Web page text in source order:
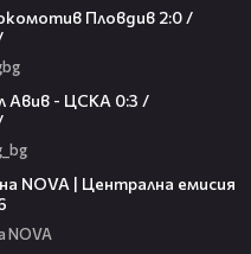
Пловдив 2:0 /
Авив - ЦСКА 0:3 /
NOVA | Централна емисия
NOVA